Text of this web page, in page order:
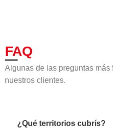
FAQ
Algunas de las preguntas más
nuestros clientes.
¿Qué territorios cubrís?